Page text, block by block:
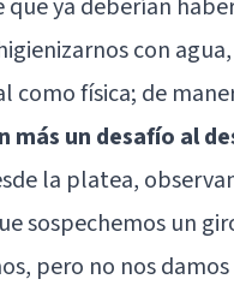
ya deberían
con
como física; de
más un desafío al
la platea,
sospechemos un
pero no nos